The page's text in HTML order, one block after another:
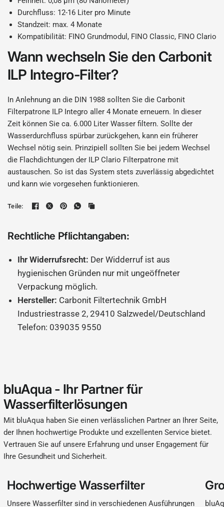
Durchfluss: 12-16 Liter pro Minute
Standzeit: max. 4 Monate
Kompatibilität: FINO Grundmodul, FINO Classic, FINO Clario
Wann wechseln Sie den Carbonit
ILP Integro-Filter?
In Anlehnung an die DIN 1988 sollten Sie die Carbonit
Filterpatrone ILP Integro aller 4 Monate erneuern. In dieser
Zeit können Sie ca. 6.000 Liter Wasser filtern. Sollte der
Wasserdurchfluss spürbar zurückgehen, kann ein früherer
Wechsel nötig sein. Prinzipiell sollten Sie bei jedem Wechsel
die Flachdichtungen der ILP Clario Filterpatrone mit
austauschen. So ist das System stets zuverlässig abgedichtet
und kann wie vorgesehen funktionieren.
Teile:
Rechtliche Pflichtangaben:
Ihr Widerrufsrecht: Der Widderruf ist aus
hygienischen Gründen nur mit ungeöffneter
Verpackung möglich.
Hersteller: Carbonit Filtertechnik GmbH
Industriestrasse 2, 29410 Salzwedel/Deutschland
Telefon: 039035 9550
bluAqua - Ihr Partner für
Wasserfilterlösungen
Mit bluAqua haben Sie einen verlässlichen Partner an Ihrer Seite,
der Ihnen hochwertige Produkte und exzellenten Service bietet.
Vertrauen Sie auf unsere Erfahrung und unser Engagement für
Ihre Gesundheit und Sicherheit.
Hochwertige Wasserfilter
Unsere Wasserfilter sind in verschiedenen Ausführungen